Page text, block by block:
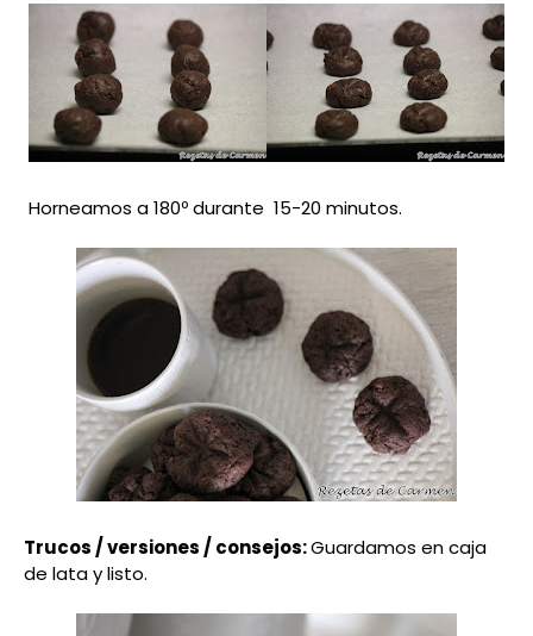
Horneamos a 180º durante 15-20 minutos.
Trucos / versiones / consejos:Guardamos en caja
de lata y listo.